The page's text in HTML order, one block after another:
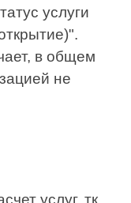
услуги
в общем
не
услуг, тк